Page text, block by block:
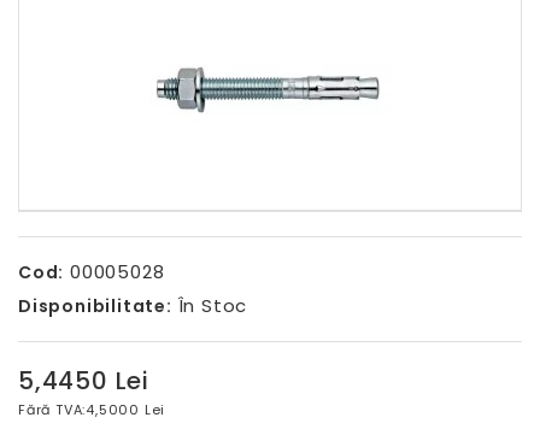
Cod: 00005028
Disponibilitate: În Stoc
5,4450 Lei
Fără TVA:4,5000 Lei